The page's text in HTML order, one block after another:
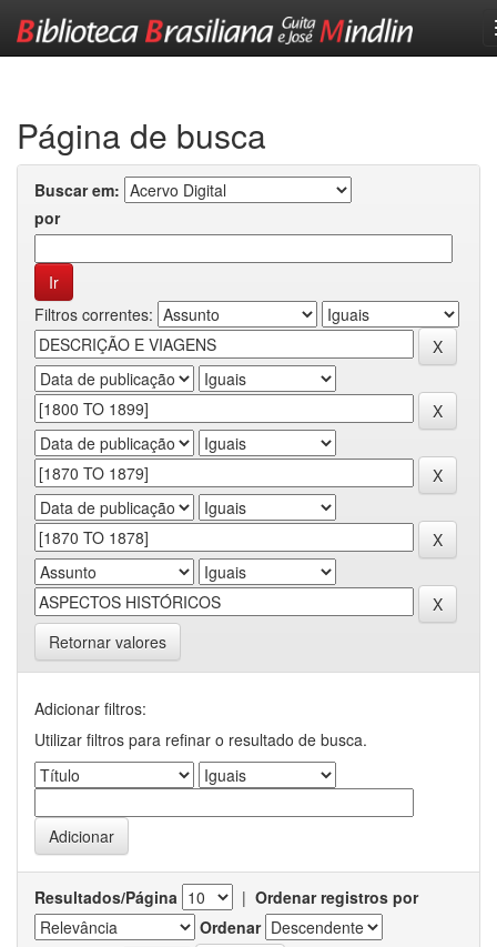
Página de busca
Buscar em:
por
Filtros correntes:
Retornar valores
Adicionar filtros:
Utilizar filtros para refinar o resultado de busca.
Resultados/Página | Ordenar registros por
Ordenar